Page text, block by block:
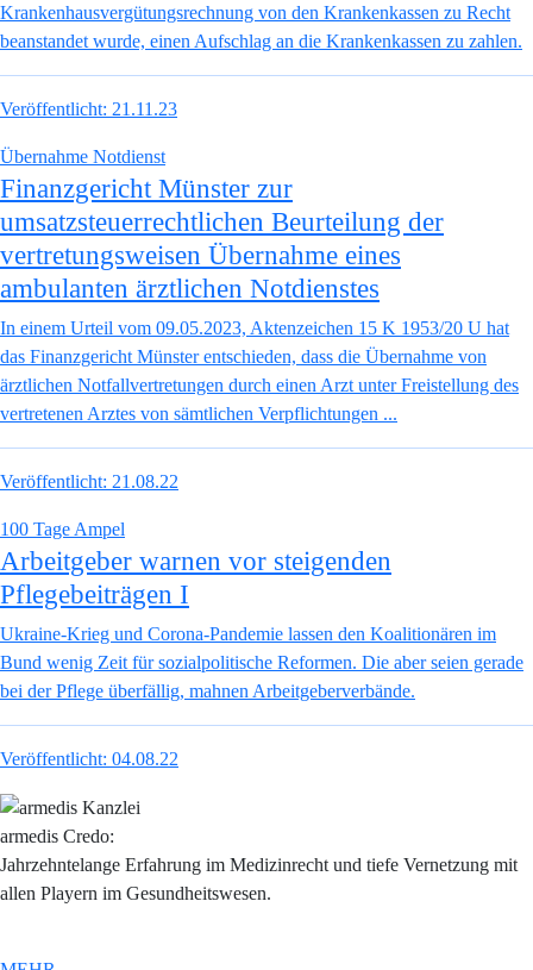
Krankenhausvergütungsrechnung von den Krankenkassen zu Recht
beanstandet wurde, einen Aufschlag an die Krankenkassen zu zahlen.
Veröffentlicht: 21.11.23
Übernahme Notdienst
Finanzgericht Münster zur
umsatzsteuerrechtlichen Beurteilung der
vertretungsweisen Übernahme eines
ambulanten ärztlichen Notdienstes
In einem Urteil vom 09.05.2023, Aktenzeichen 15 K 1953/20 U hat
das Finanzgericht Münster entschieden, dass die Übernahme von
ärztlichen Notfallvertretungen durch einen Arzt unter Freistellung des
vertretenen Arztes von sämtlichen Verpflichtungen ...
Veröffentlicht: 21.08.22
100 Tage Ampel
Arbeitgeber warnen vor steigenden
Pflegebeiträgen I
Ukraine-Krieg und Corona-Pandemie lassen den Koalitionären im
Bund wenig Zeit für sozialpolitische Reformen. Die aber seien gerade
bei der Pflege überfällig, mahnen Arbeitgeberverbände.
Veröffentlicht: 04.08.22
armedis Credo:
Jahrzehntelange Erfahrung im Medizinrecht und tiefe Vernetzung mit
allen Playern im Gesundheitswesen.